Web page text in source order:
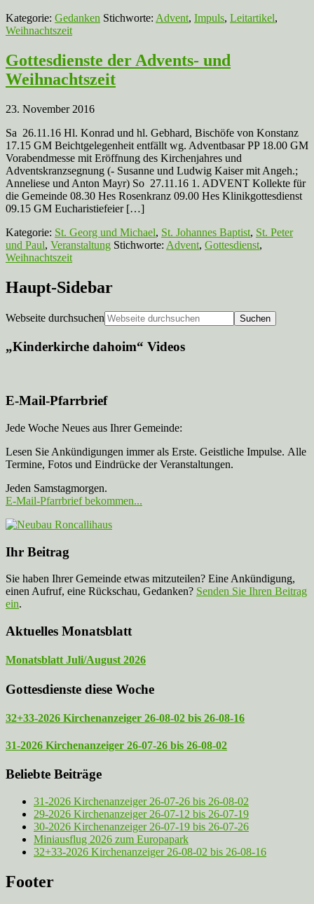
Kategorie: Gedanken Stichworte: Advent, Impuls, Leitartikel,
Weihnachtszeit
Gottesdienste der Advents- und
Weihnachtszeit
23. November 2016
Sa 26.11.16 Hl. Konrad und hl. Gebhard, Bischöfe von Konstanz
17.15 GM Beichtgelegenheit entfällt wg. Adventbasar PP 18.00 GM
Vorabendmesse mit Eröffnung des Kirchenjahres und
Adventskranzsegnung (- Susanne und Ludwig Kaiser mit Angeh.;
Anneliese und Anton Mayr) So 27.11.16 1. ADVENT Kollekte für
die Gemeinde 08.30 Hes Rosenkranz 09.00 Hes Klinikgottesdienst
09.15 GM Eucharistiefeier […]
Kategorie: St. Georg und Michael, St. Johannes Baptist, St. Peter
und Paul, Veranstaltung Stichworte: Advent, Gottesdienst,
Weihnachtszeit
Haupt-Sidebar
Webseite durchsuchen
„Kinderkirche dahoim“ Videos
E-Mail-Pfarrbrief
Jede Woche Neues aus Ihrer Gemeinde:
Lesen Sie Ankündigungen immer als Erste. Geistliche Impulse. Alle
Termine, Fotos und Eindrücke der Veranstaltungen.
Jeden Samstagmorgen.
E-Mail-Pfarrbrief bekommen...
Ihr Beitrag
Sie haben Ihrer Gemeinde etwas mitzuteilen? Eine Ankündigung,
einen Aufruf, eine Rückschau, Gedanken? Senden Sie Ihren Beitrag
ein.
Aktuelles Monatsblatt
Monatsblatt Juli/August 2026
Gottesdienste diese Woche
32+33-2026 Kirchenanzeiger 26-08-02 bis 26-08-16
31-2026 Kirchenanzeiger 26-07-26 bis 26-08-02
Beliebte Beiträge
31-2026 Kirchenanzeiger 26-07-26 bis 26-08-02
29-2026 Kirchenanzeiger 26-07-12 bis 26-07-19
30-2026 Kirchenanzeiger 26-07-19 bis 26-07-26
Miniausflug 2026 zum Europapark
32+33-2026 Kirchenanzeiger 26-08-02 bis 26-08-16
Footer